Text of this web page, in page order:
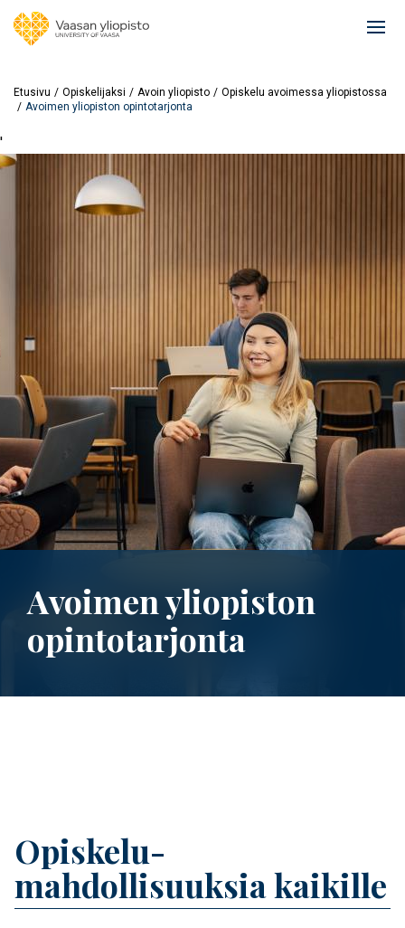
Etusivu Opiskelijaksi Avoin yliopisto
Opiskelu avoimessa yliopistossa
Avoimen yliopiston opintotarjonta
'
Avoimen yliopiston
opintotarjonta
Image
Banner
Title
Opiskelu­
mahdollisuuksia kaikille